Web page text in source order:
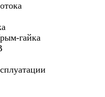
гайка